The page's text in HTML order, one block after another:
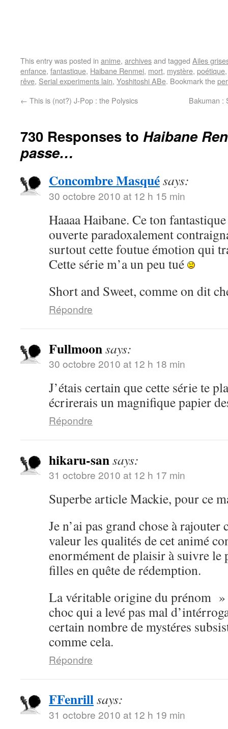
This entry was posted in anime, archivesand tagged Ailes
enfance, fantastique, Haibane Renmei, mort, mystère, poétique
rêve, Serial experiments lain, Yoshitoshi ABe. Bookmark the
← This is (not?) J-Pop : the Polysics Bakuman :
730 Responses to Haibane
passe…
Concombre Masquésays:
30 octobre 2010 at 12 h 15 min
Haaaa Haibane. Ce ton
ouverte paradoxalement
surtout cette foutue émotion qui
Cette série m’a un peu tué
Short and Sweet, comme on dit
Répondre
Fullmoonsays:
30 octobre 2010 at 12 h 18 min
J’étais certain que cette série te
écrirerais un magnifique papier
Répondre
hikaru-sansays:
31 octobre 2010 at 12 h 17 min
Superbe article Mackie, pour ce
Je n’ai pas grand chose à rajouter
valeur les qualités de cet animé
enormément de plaisir à suivre le
filles en quête de rédemption.
La véritable origine du prénom
choc qui a levé pas mal
certain nombre de mystéres
comme cela.
Répondre
FFenrillsays:
31 octobre 2010 at 12 h 19 min